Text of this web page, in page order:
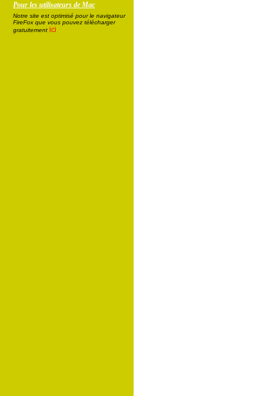
Pour les utilisateurs de Mac
Notre site est optimisé pour le navigateur
FireFox que vous pouvez télécharger
gratuitement ici